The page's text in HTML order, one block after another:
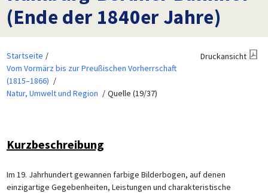
(Ende der 1840er Jahre)
Startseite
Vom Vormärz bis zur Preußischen Vorherrschaft
(1815–1866)
Natur, Umwelt und Region
Quelle (19/37)
Druckansicht
Kurzbeschreibung
Im 19. Jahrhundert gewannen farbige Bilderbogen, auf denen
einzigartige Gegebenheiten, Leistungen und charakteristische